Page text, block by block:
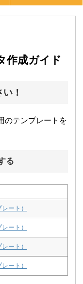
作成ガイド
！
のテンプレートを
る
ート）
ート）
ート）
ート）